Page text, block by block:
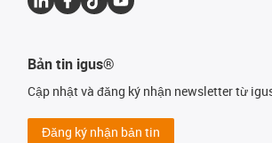
Bản tin igus®
Cập nhật và đăng ký nhận newsletter từ
Đăng ký nhận bản tin